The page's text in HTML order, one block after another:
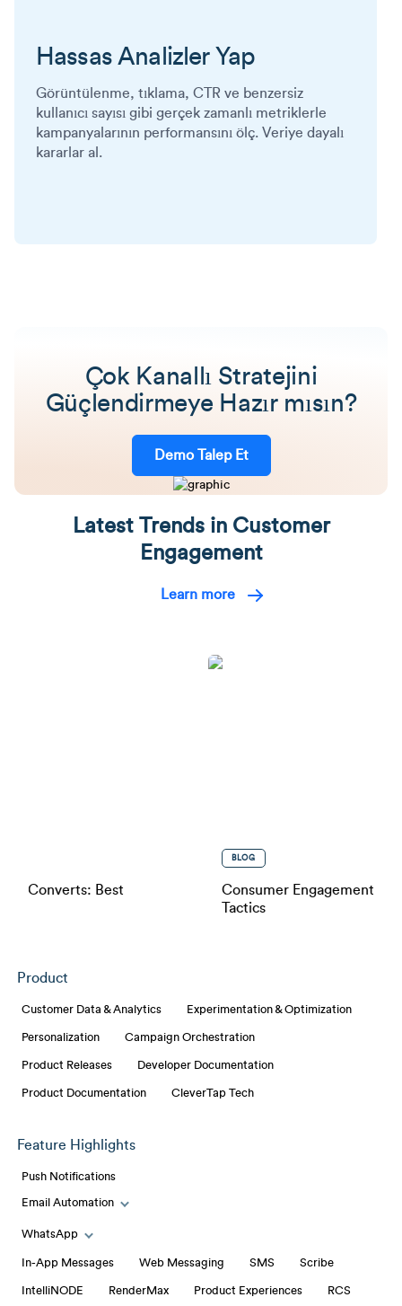
Hassas Analizler Yap
Görüntülenme, tıklama, CTR ve benzersiz
kullanıcı sayısı gibi gerçek zamanlı metriklerle
kampanyalarının performansını ölç. Veriye dayalı
kararlar al.
Çok Kanallı Stratejini
Güçlendirmeye Hazır mısın?
Demo Talep Et
Latest Trends in Customer
Engagement
Learn more
Converts: Best
BLOG
Consumer Engagement That
Tactics
Product
Customer Data & Analytics Experimentation & Optimization
Personalization Campaign Orchestration
Product Releases Developer Documentation
Product Documentation CleverTap Tech
Feature Highlights
Push Notifications
Email Automation
Toggle Email Automation links
WhatsApp
Toggle WhatsApp links
In-App Messages Web Messaging SMS Scribe
IntelliNODE RenderMax Product Experiences RCS